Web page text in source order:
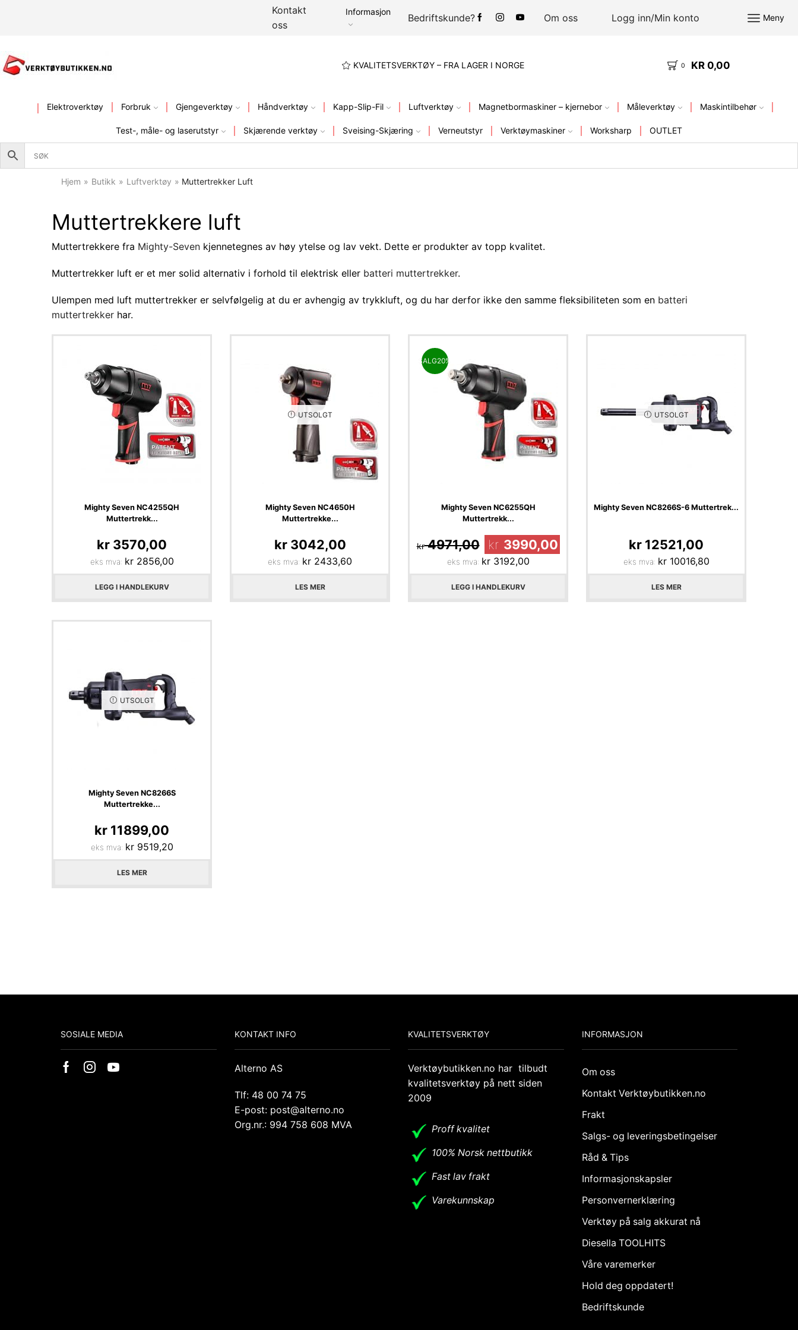
Kontakt
oss
Informasjon Bedriftskunde? Om oss Logg inn/Min konto Meny
KVALITETSVERKTØY – FRA LAGER I NORGE KVALITETSVERKTØY – FRA LAGER I NORGE
0 KR0,00
Elektroverktøy Forbruk Gjengeverktøy Håndverktøy Kapp-Slip-Fil Luftverktøy Magnetbormaskiner – kjernebor Måleverktøy Maskintilbehør
Test-, måle- og laserutstyr Skjærende verktøy Sveising-Skjæring Verneutstyr Verktøymaskiner Worksharp OUTLET
Hjem » Butikk » Luftverktøy » Muttertrekker Luft
Muttertrekkere luft
Muttertrekkere fra Mighty-Seven kjennetegnes av høy ytelse og lav vekt. Dette er produkter av topp kvalitet.
Muttertrekker luft er et mer solid alternativ i forhold til elektrisk eller batteri muttertrekker.
Ulempen med luft muttertrekker er selvfølgelig at du er avhengig av trykkluft, og du har derfor ikke den samme fleksibiliteten som en batteri
muttertrekker har.
Mighty Seven NC4255QH
Muttertrekk...
kr 3570,00
eks mva: kr2856,00
LEGG I HANDLEKURV
UTSOLGT
Mighty Seven NC4650H
Muttertrekke...
kr3042,00
eks mva: kr 2433,60
LES MER
SALG20%
Mighty Seven NC6255QH
Muttertrekk...
kr4971,00 kr 3990,00
eks mva: kr3192,00
LEGG I HANDLEKURV
UTSOLGT
Mighty Seven NC8266S-6 Muttertrek...
kr 12521,00
eks mva: kr10016,80
LES MER
UTSOLGT
Mighty Seven NC8266S
Muttertrekke...
kr 11899,00
eks mva: kr9519,20
LES MER
SOSIALE MEDIA KONTAKT INFO
Alterno AS
Tlf: 48 00 74 75
E-post: post@alterno.no
Org.nr.: 994 758 608 MVA
KVALITETSVERKTØY
Verktøybutikken.no har tilbudt
kvalitetsverktøy på nett siden
2009
Proff kvalitet
100% Norsk nettbutikk
Fast lav frakt
Varekunnskap
INFORMASJON
Om oss
Kontakt Verktøybutikken.no
Frakt
Salgs- og leveringsbetingelser
Råd & Tips
Informasjonskapsler
Personvernerklæring
Verktøy på salg akkurat nå
Diesella TOOLHITS
Våre varemerker
Hold deg oppdatert!
Bedriftskunde